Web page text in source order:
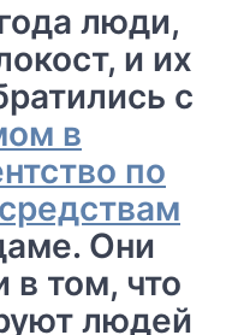
люди,
и их
с
в
по
Они
в том, что
людей